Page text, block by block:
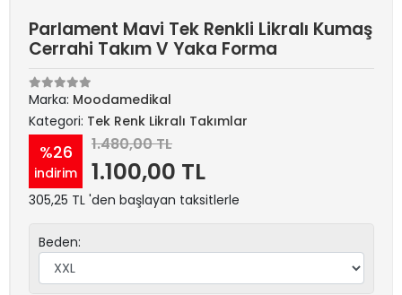
Parlament Mavi Tek Renkli Likralı Kumaş
Cerrahi Takım V Yaka Forma
Marka: Moodamedikal
Kategori: Tek Renk Likralı Takımlar
%26
indirim
1.480,00 TL
1.100,00 TL
305,25 TL 'den başlayan taksitlerle
Beden: